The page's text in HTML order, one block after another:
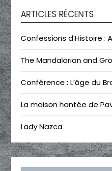
ARTICLES RÉCENTS
Confessions d’Histoire :
The Mandalorian and
Conférence : L’âge du
La maison hantée de
Lady Nazca